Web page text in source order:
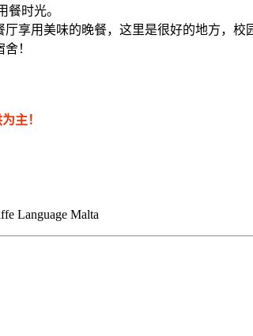
餐时光。
享用美味的晚餐，这里是很好的地方，
！
主！